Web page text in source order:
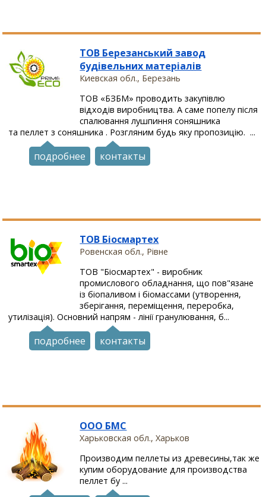
ТОВ Березанський завод
будівельних матеріалів
Киевская обл., Березань
ТОВ «БЗБМ» проводить закупівлю
відходів виробництва. А саме попелу після
спалювання лушпиння соняшника
та пеллет з соняшника . Розгляним будь яку пропозицію. ...
подробнее контакты
ТОВ Біосмартех
Ровенская обл., Рівне
ТОВ "Біосмартех" - виробник
промислового обладнання, що пов"язане
із біопаливом і біомассами (утворення,
зберігання, переміщення, переробка,
утилізація). Основний напрям - лінії гранулювання, б...
подробнее контакты
ООО БМС
Харьковская обл., Харьков
Производим пеллеты из древесины,так же
купим оборудование для производства
пеллет бу ...